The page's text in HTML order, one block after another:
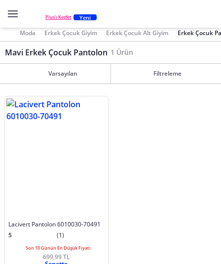
Plus'ı Keşfet Yeni
Moda Erkek Çocuk Giyim Erkek Çocuk Alt Giyim Erkek Çocuk
Mavi Erkek Çocuk Pantolon 1 Ürün
Varsayılan Filtreleme
Lacivert Pantolon 6010030-70491
5
(1)
Son 10 Günün En Düşük Fiyatı
699,99 TL